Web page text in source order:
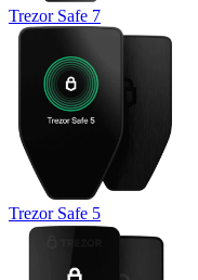
Trezor Safe 7
Trezor Safe 5